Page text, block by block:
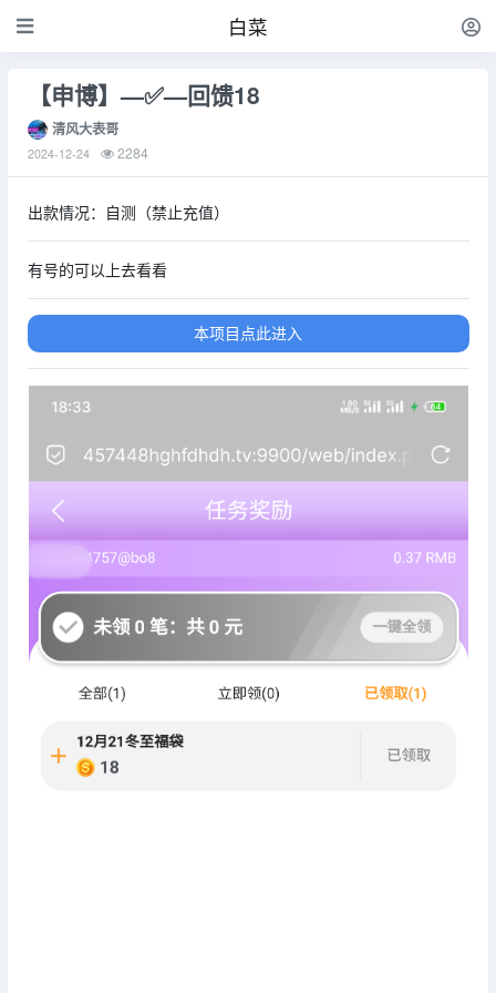
白菜
【申博】—✅—回馈18
清风大表哥
2024-12-24 2284
出款情况：自测（禁止充值）
有号的可以上去看看
本项目点此进入